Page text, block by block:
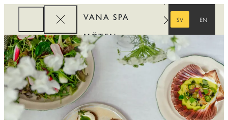
VANA SPA
MÖTEN
FÖRETAG
REWARDS
SV
EN